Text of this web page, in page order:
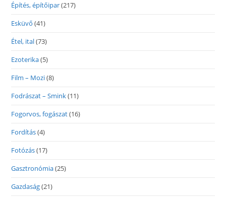
Építés, építőipar(217)
Esküvő (41)
Étel, ital(73)
Ezoterika(5)
Film – Mozi(8)
Fodrászat – Smink(11)
Fogorvos, fogászat(16)
Fordítás(4)
Fotózás(17)
Gasztronómia(25)
Gazdaság(21)